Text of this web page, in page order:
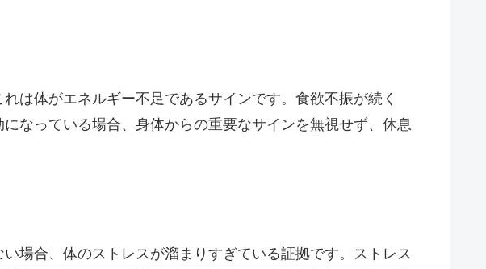
は体がエネルギー不足であるサインです。食欲不振が続く
なっている場合、身体からの重要なサインを無視せず、休息
場合、体のストレスが溜まりすぎている証拠です。ストレス